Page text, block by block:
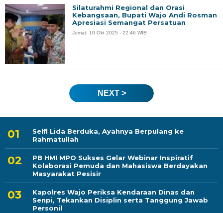
Selfi Lida Berduka, Ayahnya Berpulang ke
Rahmatullah
PB HMI MPO Sukses Gelar Webinar Inspiratif
Kolaborasi Pemuda dan Mahasiswa Berdayakan
Masyarakat Pesisir
Kapolres Wajo Periksa Kendaraan Dinas dan
Senpi, Tekankan Disiplin serta Tanggung Jawab
Personil
Silaturahmi Regional dan Orasi
Kebangsaan, Bupati Wajo Andi Rosman
Apresiasi Semangat Persatuan
Jumat, 10 Okt 2025 - 22:46 WIB
NEXT >